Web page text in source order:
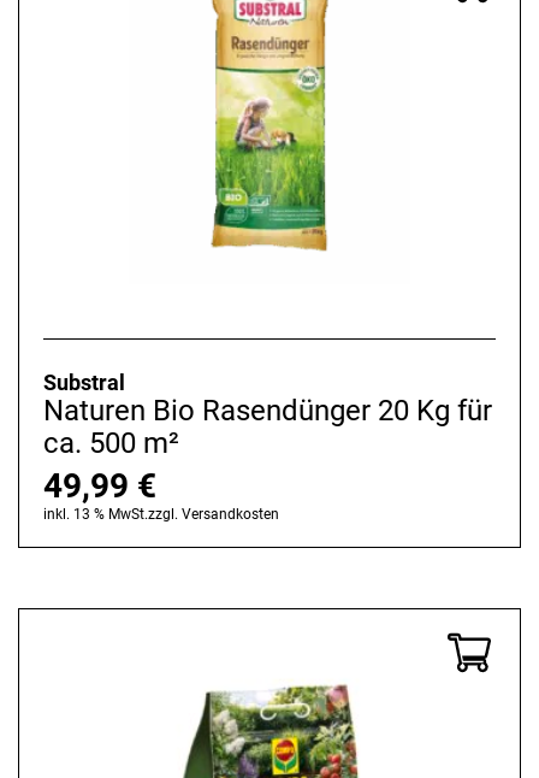
Substral
Naturen Bio Rasendünger 20 Kg für
ca. 500 m²
49,99 €
inkl. 13 % MwSt.zzgl. Versandkosten